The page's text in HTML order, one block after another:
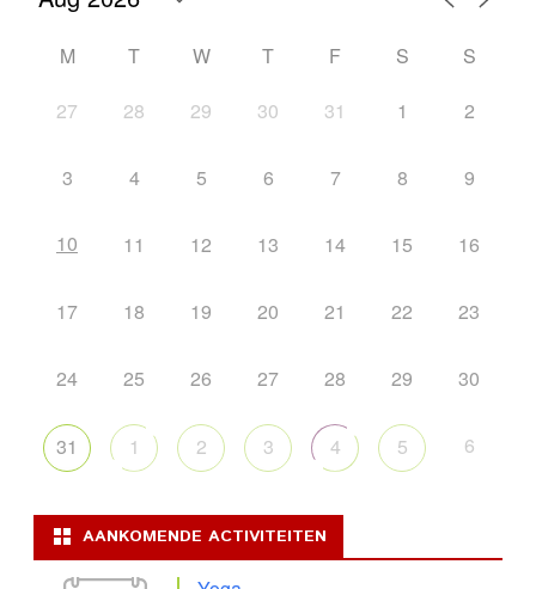
M T W T F S
S
27
28 29 30 31 1 2
3 4 5 6 7 8 9
10 11 12 13 14 15 16
17 18 19 20 21 22 23
24 25 26 27 28 29 30
31 1 2 3 4 5 6
AANKOMENDE ACTIVITEITEN